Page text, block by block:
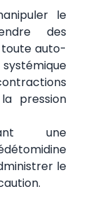
le
des
auto-
pression
une
le